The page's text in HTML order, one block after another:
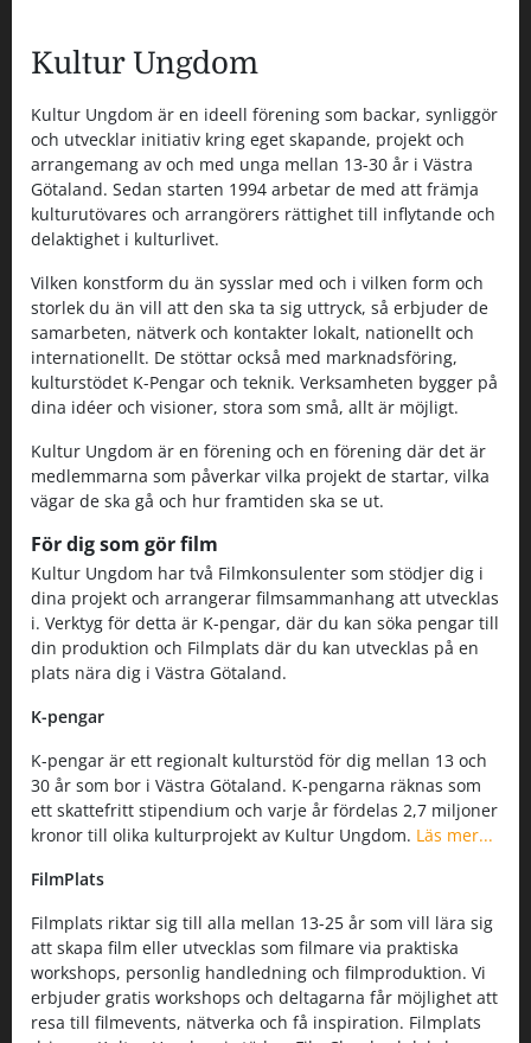
Kultur Ungdom
Kultur Ungdom är en ideell förening som backar, synliggör
och utvecklar initiativ kring eget skapande, projekt och
arrangemang av och med unga mellan 13-30 år i Västra
Götaland. Sedan starten 1994 arbetar de med att främja
kulturutövares och arrangörers rättighet till inflytande och
delaktighet i kulturlivet.
Vilken konstform du än sysslar med och i vilken form och
storlek du än vill att den ska ta sig uttryck, så erbjuder de
samarbeten, nätverk och kontakter lokalt, nationellt och
internationellt. De stöttar också med marknadsföring,
kulturstödet K-Pengar och teknik. Verksamheten bygger på
dina idéer och visioner, stora som små, allt är möjligt.
Kultur Ungdom är en förening och en förening där det är
medlemmarna som påverkar vilka projekt de startar, vilka
vägar de ska gå och hur framtiden ska se ut.
För dig som gör film
Kultur Ungdom har två Filmkonsulenter som stödjer dig i
dina projekt och arrangerar filmsammanhang att utvecklas
i. Verktyg för detta är K-pengar, där du kan söka pengar till
din produktion och Filmplats där du kan utvecklas på en
plats nära dig i Västra Götaland.
K-pengar
K-pengar är ett regionalt kulturstöd för dig mellan 13 och
30 år som bor i Västra Götaland. K-pengarna räknas som
ett skattefritt stipendium och varje år fördelas 2,7 miljoner
kronor till olika kulturprojekt av Kultur Ungdom. Läs mer...
FilmPlats
Filmplats riktar sig till alla mellan 13-25 år som vill lära sig
att skapa film eller utvecklas som filmare via praktiska
workshops, personlig handledning och filmproduktion. Vi
erbjuder gratis workshops och deltagarna får möjlighet att
resa till filmevents, nätverka och få inspiration. Filmplats